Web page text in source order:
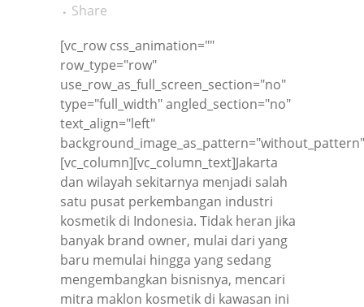
Share
[vc_row css_animation=""
row_type="row"
use_row_as_full_screen_section="no"
type="full_width" angled_section="no"
text_align="left"
[vc_column][vc_column_text]Jakarta
dan wilayah sekitarnya menjadi salah
satu pusat perkembangan industri
kosmetik di Indonesia. Tidak heran jika
banyak brand owner, mulai dari yang
baru memulai hingga yang sedang
mengembangkan bisnisnya, mencari
mitra maklon kosmetik di kawasan ini